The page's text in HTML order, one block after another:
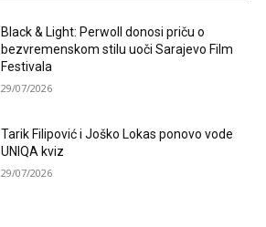
Black & Light: Perwoll donosi priču o
bezvremenskom stilu uoči Sarajevo Film
Festivala
29/07/2026
Tarik Filipović i Joško Lokas ponovo vode
UNIQA kviz
29/07/2026